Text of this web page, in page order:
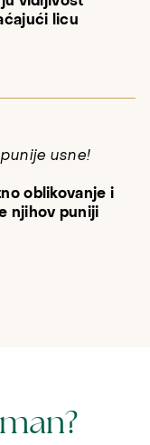
licu
usne!
oblikovanje i
njihov puniji